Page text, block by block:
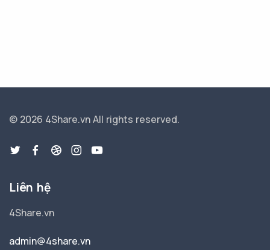
© 2026 4Share.vnAll rights reserved.
Liên hệ
4Share.vn
admin@4share.vn